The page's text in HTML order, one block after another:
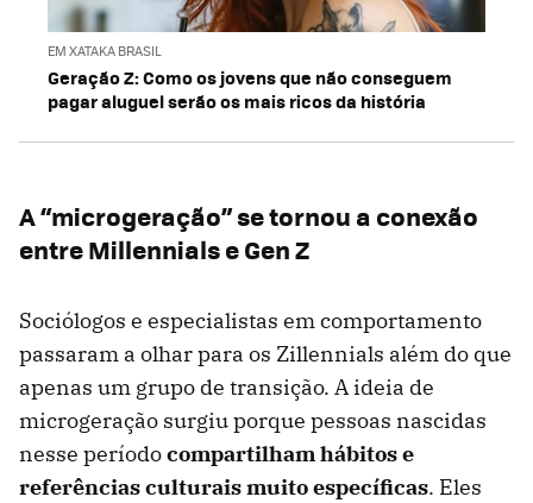
EM XATAKA BRASIL
Geração Z: Como os jovens que não conseguem
pagar aluguel serão os mais ricos da história
A “microgeração” se tornou a conexão
entre Millennials e Gen Z
Sociólogos e especialistas em comportamento
passaram a olhar para os Zillennials além do que
apenas um grupo de transição. A ideia de
microgeração surgiu porque pessoas nascidas
nesse períodocompartilham hábitos e
referências culturais muito específicas. Eles